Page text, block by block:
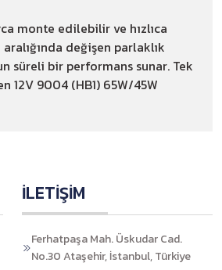
monte edilebilir ve hızlıca
değişen parlaklık
süreli bir performans sunar. Tek
12V 9004 (HB1) 65W/45W
İLETİŞİM
Ferhatpaşa Mah. Üskudar Cad.
No.30 Ataşehir, İstanbul, Türkiye